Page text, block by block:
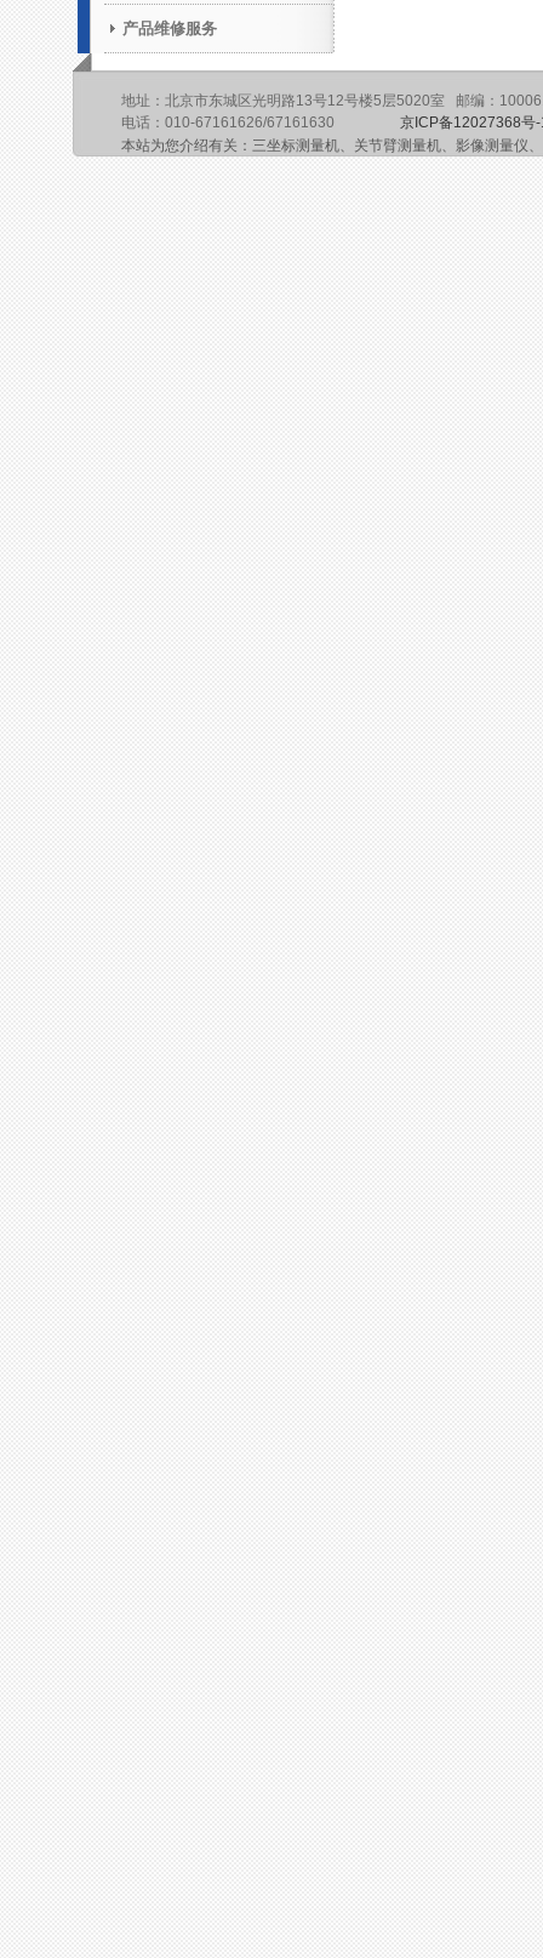
产品维修服务
地址：北京市东城区光明路13号12号楼5层5020室 邮编：
电话：010-67161626/67161630 京ICP备12027368号
本站为您介绍有关：三坐标测量机、关节臂测量机、影像测量仪